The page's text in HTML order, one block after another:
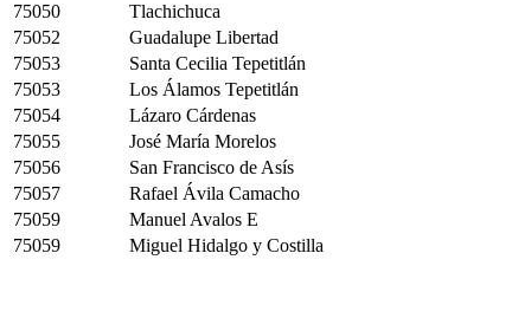
75050
Tlachichuca
75052
Guadalupe Libertad
75053
Santa Cecilia Tepetitlán
75053
Los Álamos Tepetitlán
75054
Lázaro Cárdenas
75055
José María Morelos
75056
San Francisco de Asís
75057
Rafael Ávila Camacho
75059
Manuel Avalos E
75059
Miguel Hidalgo y Costilla